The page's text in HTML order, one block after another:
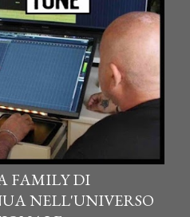
FAMILY DI
NELL'UNIVERSO